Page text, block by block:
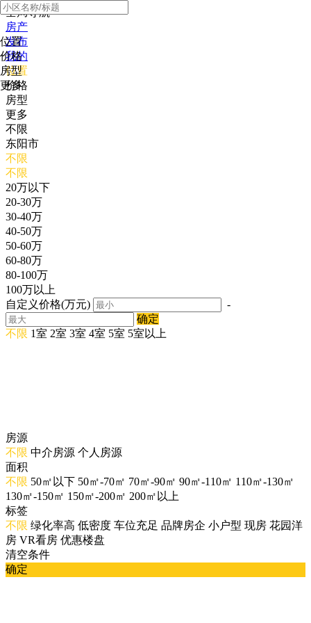
全局导航
房产
发布
我的
位置
价格
房型
更多
位置
价格
房型
更多
不限
东阳市
不限
不限
20万以下
20-30万
30-40万
40-50万
50-60万
60-80万
80-100万
100万以上
自定义价格(万元)
-
确定
不限 1室 2室 3室 4室 5室 5室以上
房源
不限 中介房源 个人房源
面积
不限 50㎡以下 50㎡-70㎡ 70㎡-90㎡ 90㎡-110㎡ 110㎡-130㎡
130㎡-150㎡ 150㎡-200㎡ 200㎡以上
标签
不限 绿化率高 低密度 车位充足 品牌房企 小户型 现房 花园洋
房 VR看房 优惠楼盘
清空条件
确定